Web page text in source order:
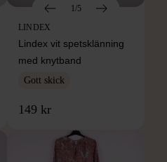
1/5
LINDEX
Lindex vit spetsklänning
med knytband
Gott skick
149 kr